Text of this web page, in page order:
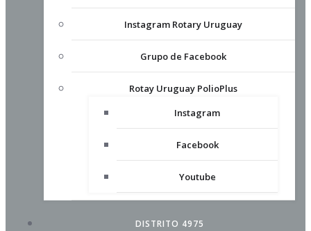
Instagram Rotary Uruguay
Grupo de Facebook
Rotay Uruguay PolioPlus
Instagram
Facebook
Youtube
DISTRITO 4975